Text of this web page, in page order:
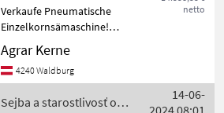
netto
Verkaufe Pneumatische
Einzelkornsämaschine!
Präzise Aussaat von
Saatgut bei jeder
Bodenbeschaffenheit im
für Sonnenblumen, Mais,
Agrar Kerne
4240 Waldburg
Sejba a starostlivosť o
14-06-
2024 08:01